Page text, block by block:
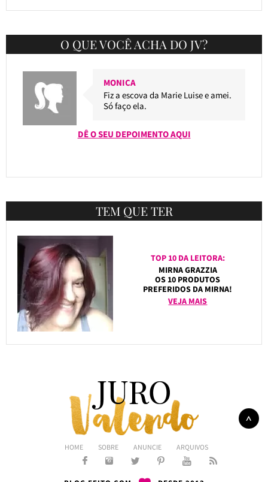
O QUE VOCÊ ACHA DO JV?
MONICA
Fiz a escova da Marie Luise e amei.
Só faço ela.
DÊ O SEU DEPOIMENTO AQUI
TEM QUE TER
TOP 10 DA LEITORA:
MIRNA GRAZZIA
OS 10 PRODUTOS
PREFERIDOS DA MIRNA!
VEJA MAIS
HOME SOBRE ANUNCIE ARQUIVOS